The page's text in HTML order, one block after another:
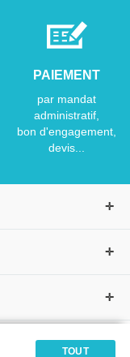
PAIEMENT
par mandat
administratif,
bon d'engagement,
devis...
TOUT